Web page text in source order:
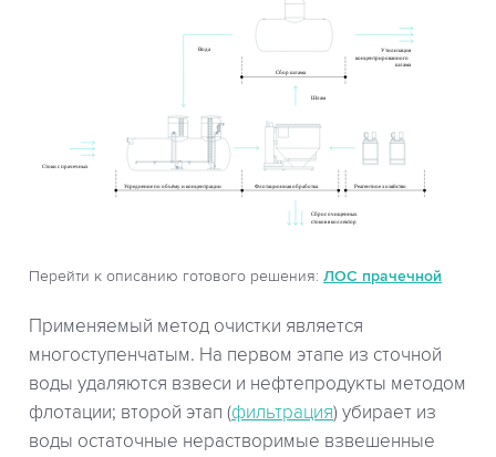
Перейти к описанию готового решения: ЛОС прачечной
Применяемый метод очистки является
многоступенчатым. На первом этапе из сточной
воды удаляются взвеси и нефтепродукты методом
флотации; второй этап (фильтрация) убирает из
воды остаточные нерастворимые взвешенные